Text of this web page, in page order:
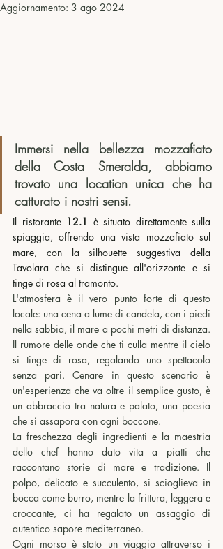
Aggiornamento: 3 ago 2024
Immersi nella bellezza mozzafiato
della Costa Smeralda, abbiamo
trovato una location unica che ha
catturato i nostri sensi.
Il ristorante 12.1 è situato direttamente sulla
spiaggia, offrendo una vista mozzafiato sul
mare, con la silhouette suggestiva della
Tavolara che si distingue all'orizzonte e si
tinge di rosa al tramonto.
L'atmosfera è il vero punto forte di questo
locale: una cena a lume di candela, con i piedi
nella sabbia, il mare a pochi metri di distanza.
Il rumore delle onde che ti culla mentre il cielo
si tinge di rosa, regalando uno spettacolo
senza pari. Cenare in questo scenario è
un'esperienza che va oltre il semplice gusto, è
un abbraccio tra natura e palato, una poesia
che si assapora con ogni boccone.
La freschezza degli ingredienti e la maestria
dello chef hanno dato vita a piatti che
raccontano storie di mare e tradizione. Il
polpo, delicato e succulento, si scioglieva in
bocca come burro, mentre la frittura, leggera e
croccante, ci ha regalato un assaggio di
autentico sapore mediterraneo.
Ogni morso è stato un viaggio attraverso i